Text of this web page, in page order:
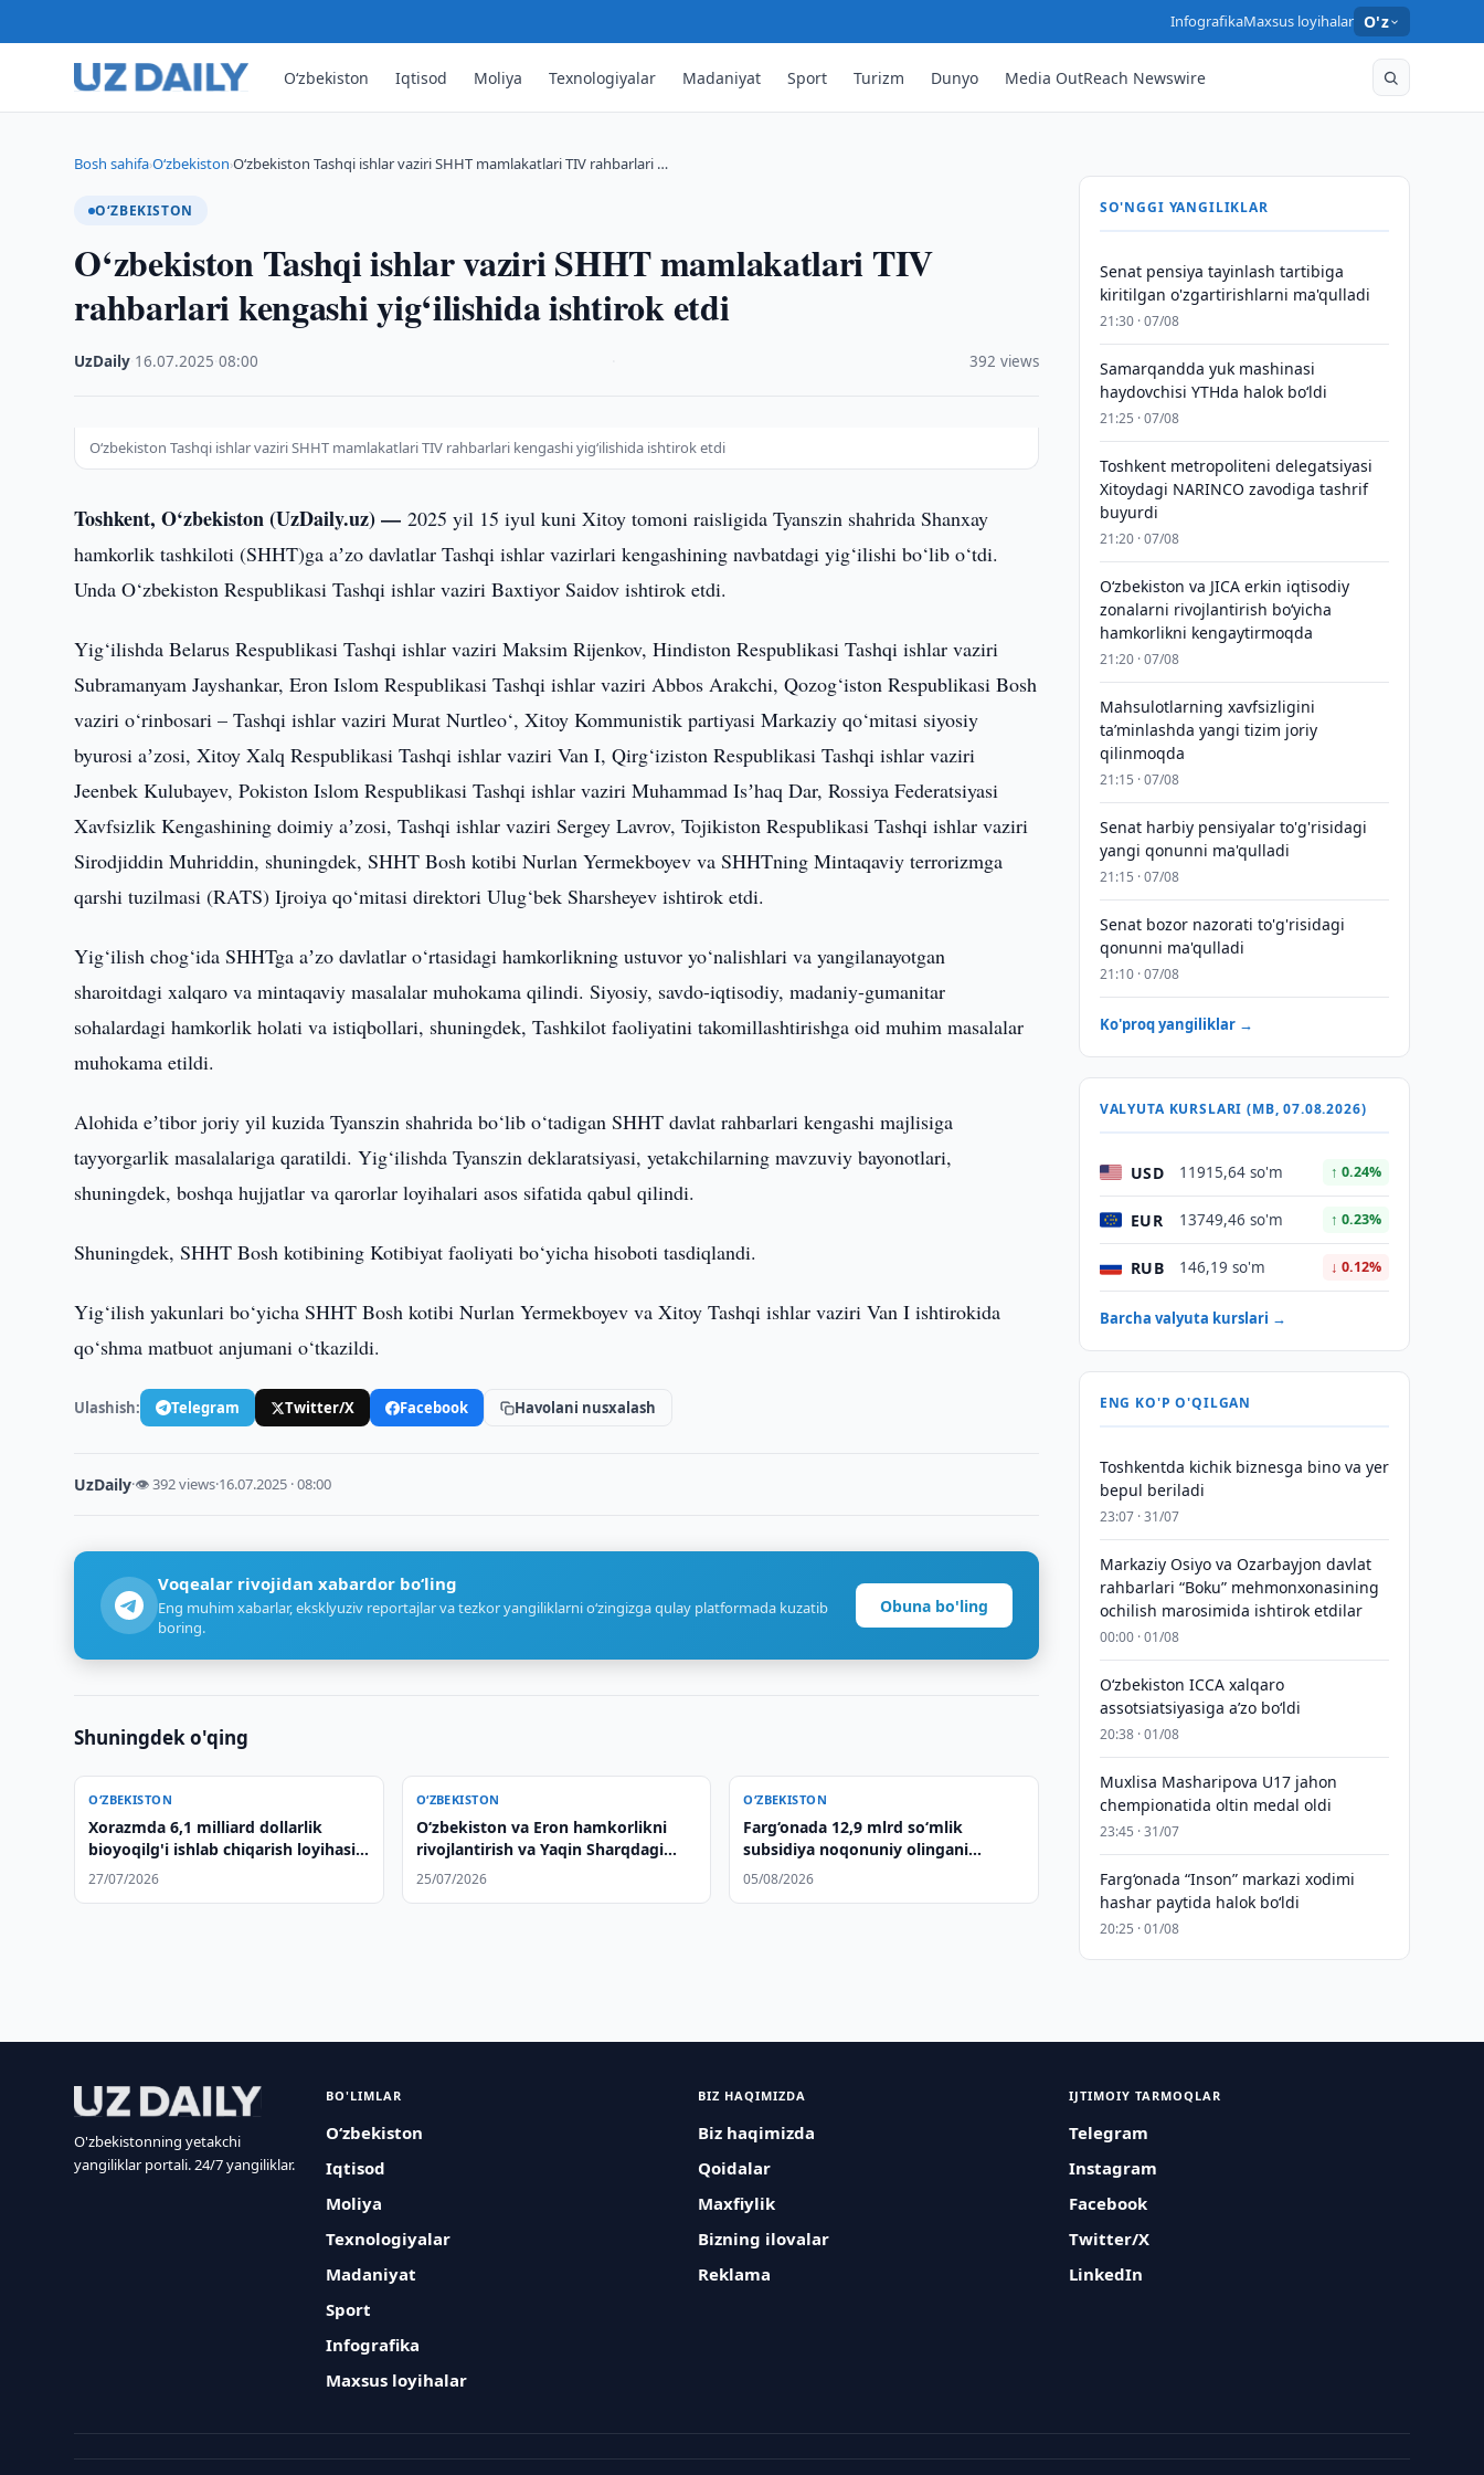
InfografikaMaxsus loyihalar O'z
O‘zbekiston Iqtisod Moliya Texnologiyalar Madaniyat Sport Turizm Dunyo Media OutReach Newswire
Bosh sahifa›O‘zbekiston›O‘zbekiston Tashqi ishlar vaziri SHHT mamlakatlari TIV rahbarlari …
O‘ZBEKISTON
O‘zbekiston Tashqi ishlar vaziri SHHT mamlakatlari TIV
rahbarlari kengashi yig‘ilishida ishtirok etdi
UzDaily 16.07.2025 ·08:00 392 views
O‘zbekiston Tashqi ishlar vaziri SHHT mamlakatlari TIV rahbarlari kengashi yig‘ilishida ishtirok etdi
Toshkent, O‘zbekiston (UzDaily.uz) —2025 yil 15 iyul kuni Xitoy tomoni raisligida Tyanszin shahrida Shanxay
hamkorlik tashkiloti (SHHT)ga aʼzo davlatlar Tashqi ishlar vazirlari kengashining navbatdagi yig‘ilishi bo‘lib o‘tdi.
Unda O‘zbekiston Respublikasi Tashqi ishlar vaziri Baxtiyor Saidov ishtirok etdi.
Yig‘ilishda Belarus Respublikasi Tashqi ishlar vaziri Maksim Rijenkov, Hindiston Respublikasi Tashqi ishlar vaziri
Subramanyam Jayshankar, Eron Islom Respublikasi Tashqi ishlar vaziri Abbos Arakchi, Qozog‘iston Respublikasi Bosh
vaziri o‘rinbosari – Tashqi ishlar vaziri Murat Nurtleo‘, Xitoy Kommunistik partiyasi Markaziy qo‘mitasi siyosiy
byurosi aʼzosi, Xitoy Xalq Respublikasi Tashqi ishlar vaziri Van I, Qirg‘iziston Respublikasi Tashqi ishlar vaziri
Jeenbek Kulubayev, Pokiston Islom Respublikasi Tashqi ishlar vaziri Muhammad Isʼhaq Dar, Rossiya Federatsiyasi
Xavfsizlik Kengashining doimiy aʼzosi, Tashqi ishlar vaziri Sergey Lavrov, Tojikiston Respublikasi Tashqi ishlar vaziri
Sirodjiddin Muhriddin, shuningdek, SHHT Bosh kotibi Nurlan Yermekboyev va SHHTning Mintaqaviy terrorizmga
qarshi tuzilmasi (RATS) Ijroiya qo‘mitasi direktori Ulug‘bek Sharsheyev ishtirok etdi.
Yig‘ilish chog‘ida SHHTga aʼzo davlatlar o‘rtasidagi hamkorlikning ustuvor yo‘nalishlari va yangilanayotgan
sharoitdagi xalqaro va mintaqaviy masalalar muhokama qilindi. Siyosiy, savdo-iqtisodiy, madaniy-gumanitar
sohalardagi hamkorlik holati va istiqbollari, shuningdek, Tashkilot faoliyatini takomillashtirishga oid muhim masalalar
muhokama etildi.
Alohida eʼtibor joriy yil kuzida Tyanszin shahrida bo‘lib o‘tadigan SHHT davlat rahbarlari kengashi majlisiga
tayyorgarlik masalalariga qaratildi. Yig‘ilishda Tyanszin deklaratsiyasi, yetakchilarning mavzuviy bayonotlari,
shuningdek, boshqa hujjatlar va qarorlar loyihalari asos sifatida qabul qilindi.
Shuningdek, SHHT Bosh kotibining Kotibiyat faoliyati bo‘yicha hisoboti tasdiqlandi.
Yig‘ilish yakunlari bo‘yicha SHHT Bosh kotibi Nurlan Yermekboyev va Xitoy Tashqi ishlar vaziri Van I ishtirokida
qo‘shma matbuot anjumani o‘tkazildi.
Ulashish: Telegram Twitter/X Facebook Havolani nusxalash
UzDaily·👁 392 views·16.07.2025 · 08:00
Voqealar rivojidan xabardor bo‘ling
Eng muhim xabarlar, eksklyuziv reportajlar va tezkor yangiliklarni o‘zingizga qulay platformada kuzatib
boring.
Obuna bo'ling
Shuningdek o'qing
O‘ZBEKISTON
Xorazmda 6,1 milliard dollarlik
bioyoqilg'i ishlab chiqarish loyihasi
amalga oshirilmoqda
27/07/2026
O‘ZBEKISTON
Oʻzbekiston va Eron hamkorlikni
rivojlantirish va Yaqin Sharqdagi
vaziyatni muhokama qilishdi
25/07/2026
O‘ZBEKISTON
Farg‘onada 12,9 mlrd so‘mlik
subsidiya noqonuniy olingani
aniqlandi
05/08/2026
SO'NGGI YANGILIKLAR
Senat pensiya tayinlash tartibiga
kiritilgan o'zgartirishlarni ma'qulladi
21:30 · 07/08
Samarqandda yuk mashinasi
haydovchisi YTHda halok bo‘ldi
21:25 · 07/08
Toshkent metropoliteni delegatsiyasi
Xitoydagi NARINCO zavodiga tashrif
buyurdi
21:20 · 07/08
Oʻzbekiston va JICA erkin iqtisodiy
zonalarni rivojlantirish boʻyicha
hamkorlikni kengaytirmoqda
21:20 · 07/08
Mahsulotlarning xavfsizligini
taʼminlashda yangi tizim joriy
qilinmoqda
21:15 · 07/08
Senat harbiy pensiyalar to'g'risidagi
yangi qonunni ma'qulladi
21:15 · 07/08
Senat bozor nazorati to'g'risidagi
qonunni ma'qulladi
21:10 · 07/08
Ko'proq yangiliklar →
VALYUTA KURSLARI (MB, 07.08.2026)
USD 11915,64 so'm ↑ 0.24%
EUR 13749,46 so'm ↑ 0.23%
RUB 146,19 so'm ↓ 0.12%
Barcha valyuta kurslari →
ENG KO'P O'QILGAN
Toshkentda kichik biznesga bino va yer
bepul beriladi
23:07 · 31/07
Markaziy Osiyo va Ozarbayjon davlat
rahbarlari “Boku” mehmonxonasining
ochilish marosimida ishtirok etdilar
00:00 · 01/08
O‘zbekiston ICCA xalqaro
assotsiatsiyasiga aʼzo bo‘ldi
20:38 · 01/08
Muxlisa Masharipova U17 jahon
chempionatida oltin medal oldi
23:45 · 31/07
Farg‘onada “Inson” markazi xodimi
hashar paytida halok bo‘ldi
20:25 · 01/08
O'zbekistonning yetakchi
yangiliklar portali. 24/7 yangiliklar.
BO'LIMLAR
O‘zbekiston
Iqtisod
Moliya
Texnologiyalar
Madaniyat
Sport
Infografika
Maxsus loyihalar
BIZ HAQIMIZDA
Biz haqimizda
Qoidalar
Maxfiylik
Bizning ilovalar
Reklama
IJTIMOIY TARMOQLAR
Telegram
Instagram
Facebook
Twitter/X
LinkedIn